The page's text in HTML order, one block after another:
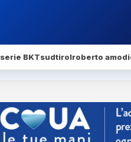
serie BKTsudtirolroberto